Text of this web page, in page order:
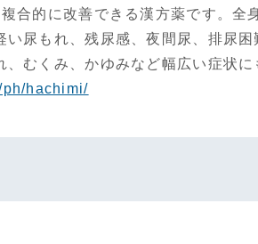
合的に改善できる漢方薬です。全
尿もれ、残尿感、夜間尿、排尿
むくみ、かゆみなど幅広い症状
hachimi/